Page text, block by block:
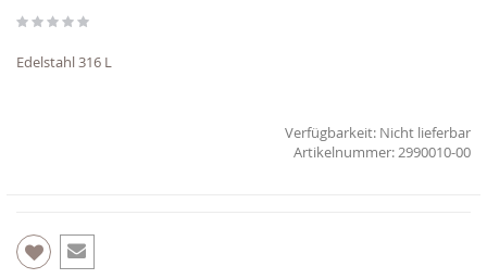
springen
Edelstahl 316 L
Verfügbarkeit: Nicht lieferbar
2990010-00